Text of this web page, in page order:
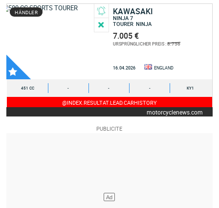
HÄNDLER KAWASAKI
NINJA 7
TOURER NINJA
7.005 €
URSPRÜNGLICHER PREIS :8.756
16.04.2026 ENGLAND
451 CC - - - KY1
@INDEX.RESULTAT.LEAD.CARHISTORY
motorcyclenews.com